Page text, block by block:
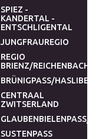
SPIEZ -
KANDERTAL -
ENTSCHLIGENTAL
JUNGFRAUREGIO
REGIO
BRIENZ/
BRÜNIGPASS/HASLIBERG
CENTRAAL
ZWITSERLAND
GLAUBENBIELENPASS/
SUSTENPASS